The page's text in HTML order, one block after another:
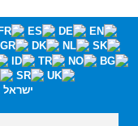
ישראל